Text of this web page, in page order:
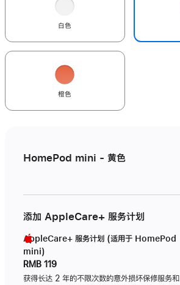
白色
橙色
HomePod mini - 黄色
添加 AppleCare+ 服务计划
AppleCare+ 服务计划 (适用于 HomePod
mini)
RMB 119
获得长达 2 年的不限次数的意外损坏保修服务和